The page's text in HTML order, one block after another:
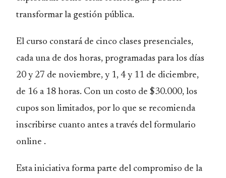
transformar la gestión pública.
El curso constará de cinco clases presenciales,
cada una de dos horas, programadas para los días
20 y 27 de noviembre, y 1, 4 y 11 de diciembre,
de 16 a 18 horas. Con un costo de $30.000, los
cupos son limitados, por lo que se recomienda
inscribirse cuanto antes a través del formulario
online .
Esta iniciativa forma parte del compromiso de la